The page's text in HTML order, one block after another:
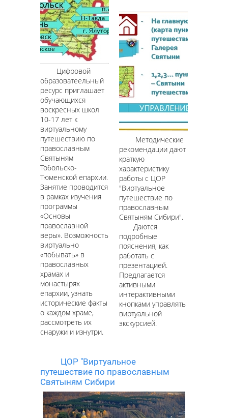
Цифровой
образоватеельный
ресурс приглашает
обучающихся
воскресных школ
10-17 лет к
виртуальному
путешествию по
православным
Святыням
Тобольско-
Тюменской епархии.
Занятие проводится
в рамках изучения
программы
«Основы
православной
веры». Возможность
виртуально
«побывать» в
православных
храмах и
монастырях
епархии, узнать
исторические факты
о каждом храме,
рассмотреть их
снаружи и изнутри.
Методические
рекомендации дают
краткую
характеристику
работы с ЦОР
"Виртуальное
путешествие по
православным
Святыням Сибири".
Даются
подробные
пояснения, как
работать с
презентацией.
Предлагается
активными
интерактивными
кнопками управлять
виртуальной
экскурсией.
ЦОР "Виртуальное
путешествие по православным
Святыням Сибири